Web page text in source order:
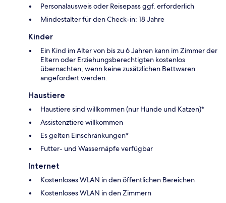
Personalausweis oder Reisepass ggf. erforderlich
Mindestalter für den Check-in: 18 Jahre
Kinder
Ein Kind im Alter von bis zu 6 Jahren kann im Zimmer der
Eltern oder Erziehungsberechtigten kostenlos
übernachten, wenn keine zusätzlichen Bettwaren
angefordert werden.
Haustiere
Haustiere sind willkommen (nur Hunde und Katzen)*
Assistenztiere willkommen
Es gelten Einschränkungen*
Futter- und Wassernäpfe verfügbar
Internet
Kostenloses WLAN in den öffentlichen Bereichen
Kostenloses WLAN in den Zimmern